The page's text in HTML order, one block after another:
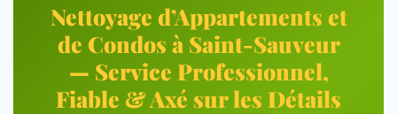
Nettoyage d’Appartements et
de Condos à Saint-Sauveur
— Service Professionnel,
Fiable & Axé sur les Détails